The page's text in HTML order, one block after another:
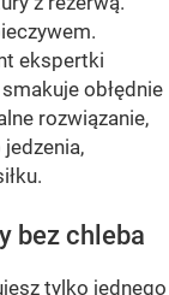
ekspertki
obłędnie
rozwiązanie,
bez chleba
tylko jednego